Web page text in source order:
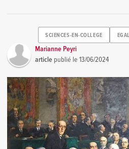
SCIENCES-EN-COLLEGE
Marianne Peyri
article publié le13/06/2024